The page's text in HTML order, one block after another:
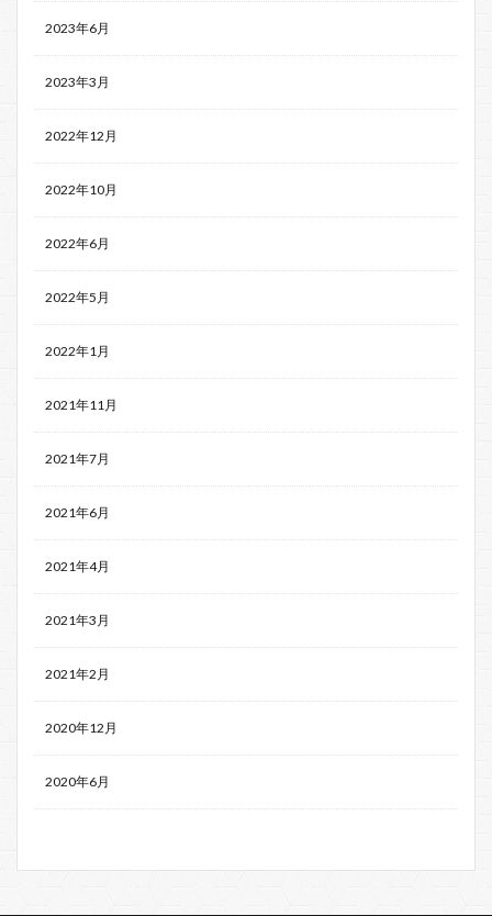
2023年6月
2023年3月
2022年12月
2022年10月
2022年6月
2022年5月
2022年1月
2021年11月
2021年7月
2021年6月
2021年4月
2021年3月
2021年2月
2020年12月
2020年6月